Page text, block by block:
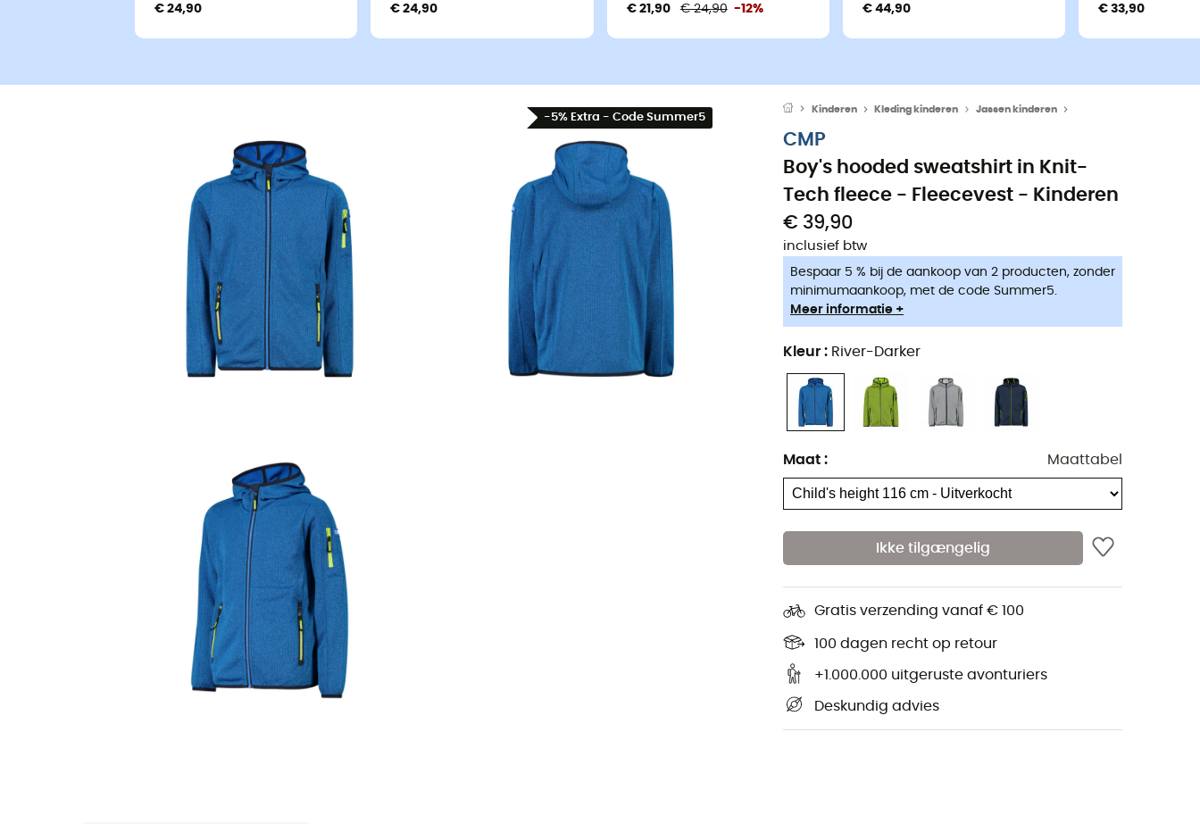
€ 24,90 € 24,90 € 21,90 € 24,90 -12% € 44,90 € 33,90
-5% Extra - Code Summer5
Kinderen Kleding kinderen Jassen kinderen
CMP
Boy's hooded sweatshirt in Knit-
Tech fleece - Fleecevest - Kinderen
€ 39,90
inclusief btw
Bespaar 5 % bij de aankoop van 2 producten, zonder
minimumaankoop, met de code Summer5.
Meer informatie +
Kleur : River-Darker
Maat : Maattabel
Ikke tilgængelig
Gratis verzending vanaf € 100
100 dagen recht op retour
+1.000.000 uitgeruste avonturiers
Deskundig advies